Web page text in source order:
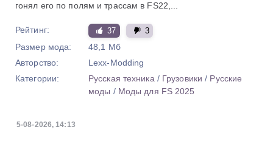
гонял его по полям и трассам в FS22,...
Рейтинг: 37 3
Размер мода:
48,1 Мб
Авторство:
Lexx-Modding
Категории:
Русская техника/ Грузовики / Русские
моды / Моды для FS 2025
5-08-2026, 14:13